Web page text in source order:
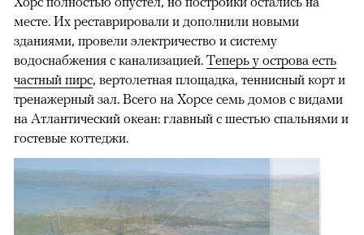
месте. Их реставрировали и дополнили новыми
зданиями, провели электричество и систему
водоснабжения с канализацией. Теперь у острова есть
частный пирс, вертолетная площадка, теннисный корт и
тренажерный зал. Всего на Хорсе семь домов с видами
на Атлантический океан: главный с шестью спальнями и
гостевые коттеджи.